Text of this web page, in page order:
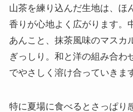
山茶を練り込んだ生地は、ほ
香りが心地よく広がります。
あんこと、抹茶風味のマスカ
ぎっしり。和と洋の組み合わ
でやさしく溶け合っていきま
特に夏場に食べるとさっぱり